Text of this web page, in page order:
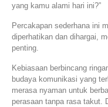
yang kamu alami hari ini?”
Percakapan sederhana ini
diperhatikan dan dihargai,
penting.
Kebiasaan berbincang
budaya komunikasi yang
merasa nyaman untuk
perasaan tanpa rasa takut.